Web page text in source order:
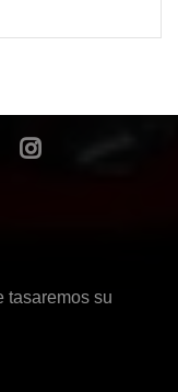
tasaremos su